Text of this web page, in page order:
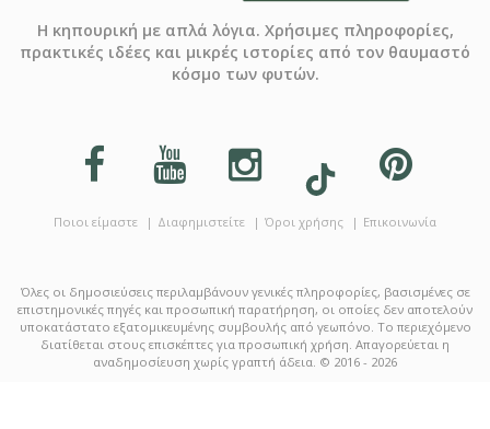
Η κηπουρική με απλά λόγια. Χρήσιμες πληροφορίες,
πρακτικές ιδέες και μικρές ιστορίες από τον θαυμαστό
κόσμο των φυτών.
Ποιοι είμαστε Διαφημιστείτε Όροι χρήσης Επικοινωνία
Όλες οι δημοσιεύσεις περιλαμβάνουν γενικές πληροφορίες, βασισμένες σε
επιστημονικές πηγές και προσωπική παρατήρηση, οι οποίες δεν αποτελούν
υποκατάστατο εξατομικευμένης συμβουλής από γεωπόνο. Το περιεχόμενο
διατίθεται στους επισκέπτες για προσωπική χρήση. Απαγορεύεται η
αναδημοσίευση χωρίς γραπτή άδεια. © 2016 - 2026